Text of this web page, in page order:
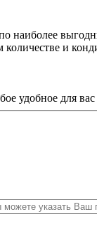
наиболее
и
для